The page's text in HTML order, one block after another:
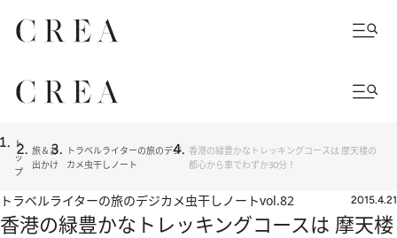
ト
ッ
プ
旅＆お
出かけ
トラベルライターの旅のデジ
カメ虫干しノート
香港の緑豊かなトレッキングコースは 摩天楼の
都心から車でわずか30分！
トラベルライターの旅のデジカメ虫干しノートvol.82 2015.4.21
香港の緑豊かなトレッキングコースは 摩天楼